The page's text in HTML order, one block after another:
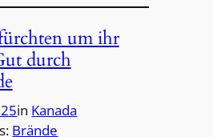
um ihr
durch
in Kanada
Brände